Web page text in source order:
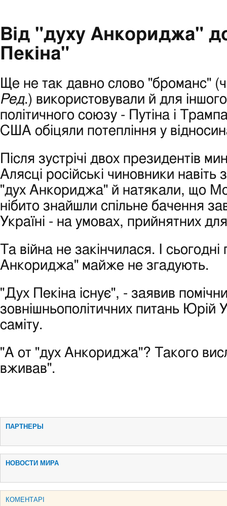
Від "духу Анкориджа"
Пекіна"
Ще не так давно слово "броманс"
Ред.) використовували й для
політичного союзу - Путіна і
США обіцяли потепління у
Після зустрічі двох президентів
Алясці російські чиновники навіть
"дух Анкориджа" й натякали, що
нібито знайшли спільне бачення
Україні - на умовах, прийнятних
Та війна не закінчилася. І сьогодні
Анкориджа" майже не згадують.
"Дух Пекіна існує", - заявив
зовнішньополітичних питань Юрій
саміту.
"А от "дух Анкориджа"? Такого
вживав".
ПАРТНЕРЫ
НОВОСТИ МИРА
КОМЕНТАРІ